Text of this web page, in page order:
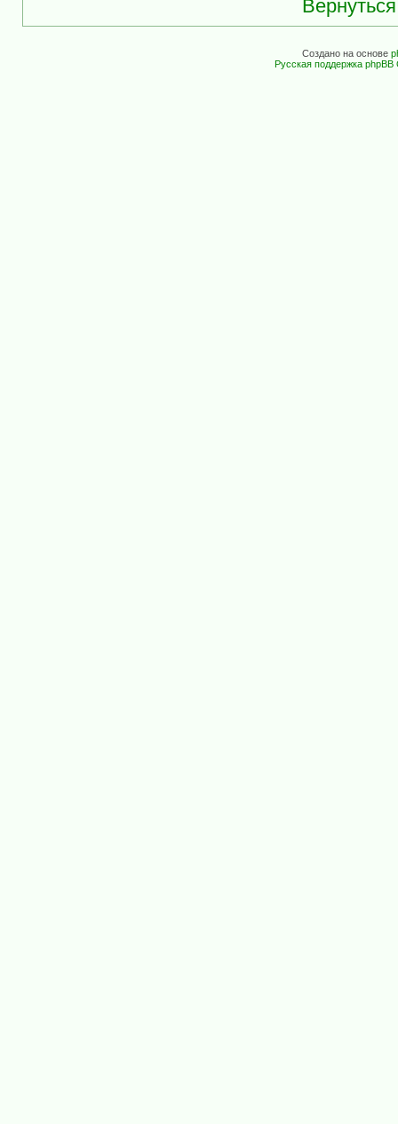
Создано на основе
Русская поддержка phpBB